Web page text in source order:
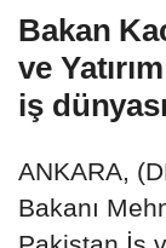
Bakan
ve
iş
ANKARA,
Bakanı